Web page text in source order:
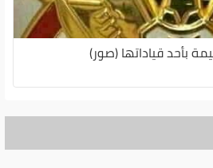
بأحد قياداتها (صور)